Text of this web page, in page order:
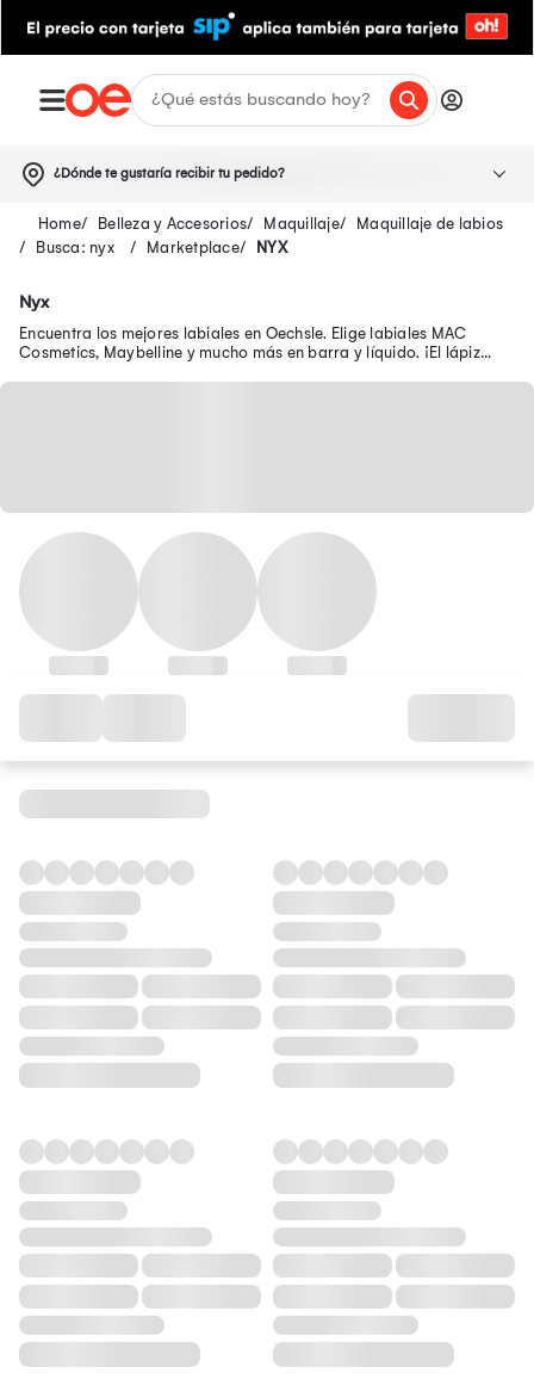
¿Dónde te gustaría recibir tu pedido?
Belleza y Accesorios Maquillaje
Maquillaje de labios
Busca: nyx
Marketplace NYX
Nyx
Encuentra los mejores labiales en Oechsle. Elige labiales MAC
Cosmetics, Maybelline y mucho más en barra y líquido. ¡El lápiz